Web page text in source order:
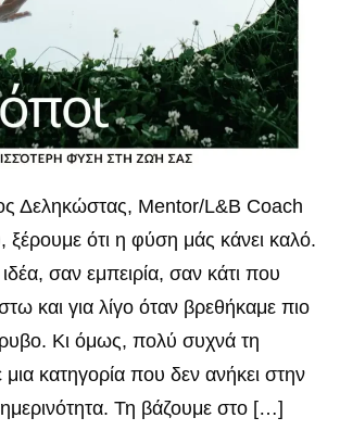
Δεληκώστας, Mentor/L&B Coach
ξέρουμε ότι η φύση μάς κάνει καλό.
σαν εμπειρία, σαν κάτι που
και για λίγο όταν βρεθήκαμε πιο
Κι όμως, πολύ συχνά τη
κατηγορία που δεν ανήκει στην
Τη βάζουμε στο […]